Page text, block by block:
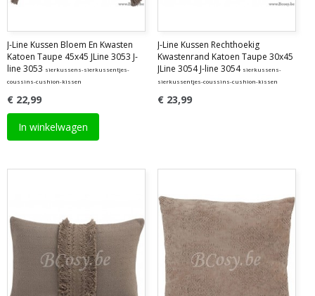
J-Line Kussen Bloem En Kwasten
Katoen Taupe 45x45 JLine 3053 J-
line 3053 sierkussens-sierkussentjes-
coussins-cushion-kissen
€ 22,99
In winkelwagen
J-Line Kussen Rechthoekig
Kwastenrand Katoen Taupe 30x45
JLine 3054 J-line 3054 sierkussens-
sierkussentjes-coussins-cushion-kissen
€ 23,99